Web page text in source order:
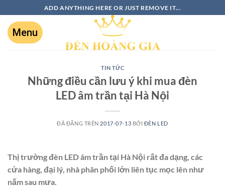
ADD ANYTHING HERE OR JUST REMOVE IT...
TIN TỨC
Những điều cần lưu ý khi mua đèn
LED âm trần tại Hà Nội
ĐÃ ĐĂNG TRÊN 2017-07-13 BỞI ĐÈN LED
Thị trường đèn LED âm trần tại Hà Nội rất đa dạng, các
cửa hàng, đại lý, nhà phân phối lớn liên tục mọc lên như
nấm sau mưa.